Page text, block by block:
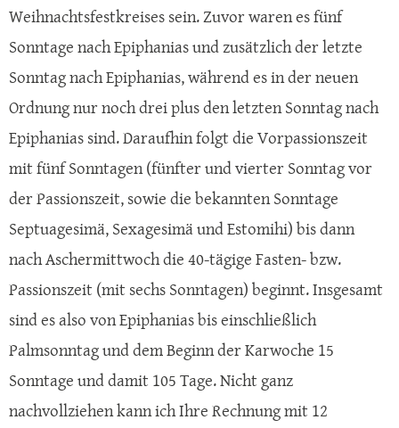
Weihnachtsfestkreises sein. Zuvor waren es fünf
Sonntage nach Epiphanias und zusätzlich der letzte
Sonntag nach Epiphanias, während es in der neuen
Ordnung nur noch drei plus den letzten Sonntag nach
Epiphanias sind. Daraufhin folgt die Vorpassionszeit
mit fünf Sonntagen (fünfter und vierter Sonntag vor
der Passionszeit, sowie die bekannten Sonntage
Septuagesimä, Sexagesimä und Estomihi) bis dann
nach Aschermittwoch die 40-tägige Fasten- bzw.
Passionszeit (mit sechs Sonntagen) beginnt. Insgesamt
sind es also von Epiphanias bis einschließlich
Palmsonntag und dem Beginn der Karwoche 15
Sonntage und damit 105 Tage. Nicht ganz
nachvollziehen kann ich Ihre Rechnung mit 12